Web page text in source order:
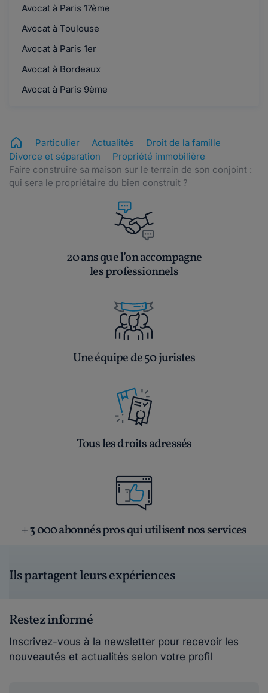
Avocat à Paris 17ème
Avocat à Toulouse
Avocat à Paris 1er
Avocat à Bordeaux
Avocat à Paris 9ème
Particulier Actualités
Droit de la famille
Divorce et séparation
Propriété immobilière
Faire construire sa maison sur le terrain de son conjoint :
qui sera le propriétaire du bien construit ?
20 ans que l’on accompagne
les professionnels
Une équipe de 50 juristes
Tous les droits adressés
+ 3 000 abonnés pros qui utilisent nos services
Ils partagent leurs expériences
Restez informé
Inscrivez-vous à la newsletter pour recevoir les
nouveautés et actualités selon votre profil